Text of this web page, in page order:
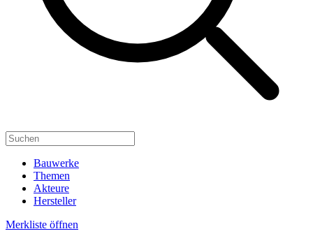
Bauwerke
Themen
Akteure
Hersteller
Merkliste öffnen